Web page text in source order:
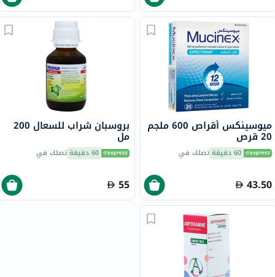
ميوسينكس أقراص 600 ملجم
20 قرص
60 دقيقة تصلك في
43.50
بروسبان شراب للسعال 200
مل
60 دقيقة تصلك في
55